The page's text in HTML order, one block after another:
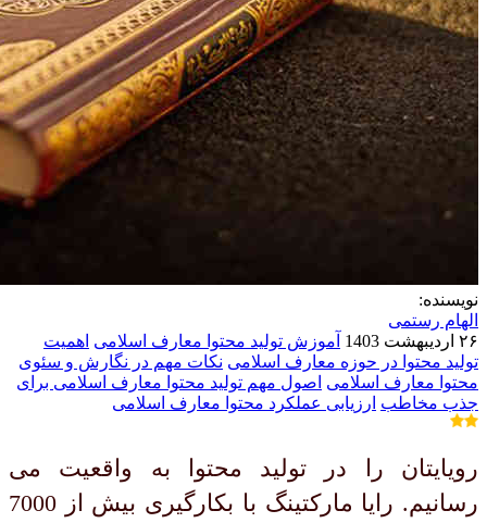
نویسنده:
الهام رستمی
۲۶ اردیبهشت 1403
آموزش تولید محتوا معارف اسلامی اهمیت
تولید محتوا در حوزه معارف اسلامی نکات مهم در نگارش و سئوی
محتوا معارف اسلامی اصول مهم تولید محتوا معارف اسلامی برای
جذب مخاطب ارزیابی عملکرد محتوا معارف اسلامی
رویایتان را در تولید محتوا به واقعیت می
رسانیم. رایا مارکتینگ با بکارگیری بیش از 7000